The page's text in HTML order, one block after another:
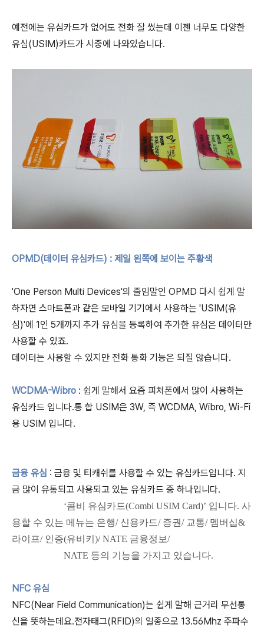
예전에는 유심카드가 없어도 전화 잘 썼는데 이젠 너무도 다양한
유심(USIM)카드가 시중에 나와있습니다.
OPMD(데이터 유심카드) : 제일 왼쪽에 보이는 주황색
'One Person Multi Devices'의 줄임말인 OPMD 다시 쉽게 말
하자면 스마트폰과 같은 모바일 기기에서 사용하는 'USIM(유
심)'에 1인 5개까지 추가 유심을 등록하여 추가한 유심은 데이터만
사용할 수 있죠.
데이터는 사용할 수 있지만 전화 통화 기능은 되질 않습니다.
WCDMA-Wibro : 쉽게 말해서 요즘 피처폰에서 많이 사용하는
유심카드 입니다.통 합 USIM은 3W, 즉 WCDMA, Wibro, Wi-Fi
용 USIM 입니다.
금융 유심 : 금융 및 티캐쉬를 사용할 수 있는 유심카드입니다. 지
금 많이 유통되고 사용되고 있는 유심카드 중 하나입니다.
‘콤비 유심카드(Combi USIM Card)’ 입니다. 사
용할 수 있는 메뉴는 은행/ 신용카드/ 증권/ 교통/ 멤버십&
라이프/ 인증(유비키)/ NATE 금융정보/
NATE 등의 기능을 가지고 있습니다.
NFC 유심
NFC(Near Field Communication)는 쉽게 말해 근거리 무선통
신을 뜻하는데요.전자태그(RFID)의 일종으로 13.56Mhz 주파수